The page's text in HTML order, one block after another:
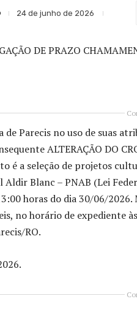
24 de junho de 2026
DE PRAZO
Parecis no uso de suas
ALTERAÇÃO DO
é a seleção de projetos
Blanc – PNAB (Lei
horas do dia 30/06/2026.
no horário de expediente
RO.